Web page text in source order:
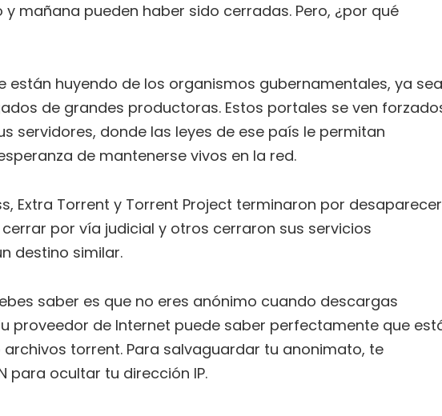
mañana pueden haber sido cerradas. Pero, ¿por qué
están huyendo de los organismos gubernamentales, ya
de grandes productoras. Estos portales se ven
servidores, donde las leyes de ese país le permitan
de mantenerse vivos en la red.
Extra Torrent y Torrent Project terminaron por
por vía judicial y otros cerraron sus servicios
destino similar.
saber es que no eres anónimo cuando descargas
proveedor de Internet puede saber perfectamente que
torrent. Para salvaguardar tu anonimato, te
para ocultar tu dirección IP.